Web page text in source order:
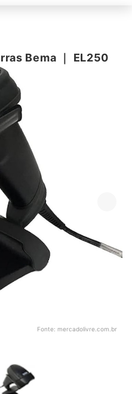
Bema EL250
Fonte: mercadolivre.com.br